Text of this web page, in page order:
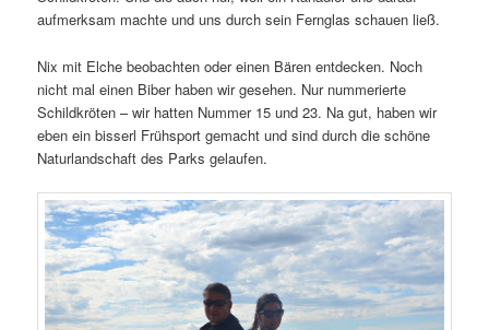
aufmerksam machte und uns durch sein Fernglas schauen ließ.
Nix mit Elche beobachten oder einen Bären entdecken. Noch
nicht mal einen Biber haben wir gesehen. Nur nummerierte
Schildkröten – wir hatten Nummer 15 und 23. Na gut, haben wir
eben ein bisserl Frühsport gemacht und sind durch die schöne
Naturlandschaft des Parks gelaufen.